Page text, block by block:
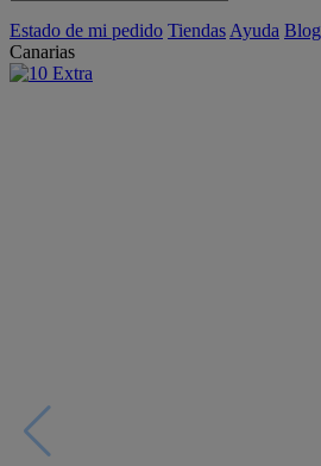
Estado de mi pedido Tiendas Ayuda Blog
Canarias